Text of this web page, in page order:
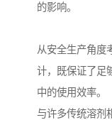
的影响。
从安全生产角度
计，既保证了足
中的使用效率。
与许多传统溶剂